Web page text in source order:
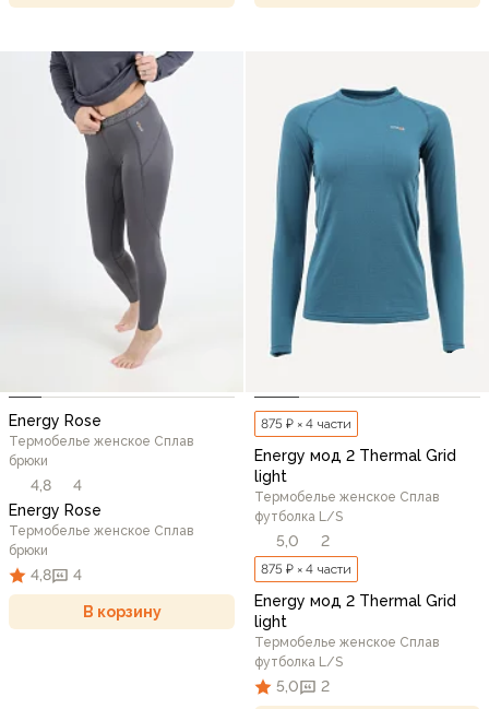
Energy Rose
Термобелье женское Сплав
брюки
4,8
4
Energy Rose
Термобелье женское Сплав
брюки
4,8 4
В корзину
875 ₽ × 4 части
Energy мод 2 Thermal Grid
light
Термобелье женское Сплав
футболка L/S
5,0 2
875 ₽ × 4 части
Energy мод 2 Thermal Grid
light
Термобелье женское Сплав
футболка L/S
5,0 2